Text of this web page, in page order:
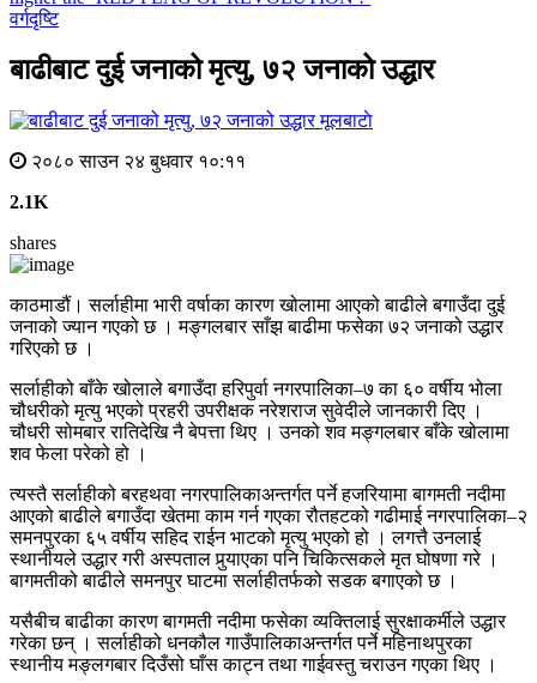
वर्गदृष्टि
बाढीबाट दुई जनाको मृत्यु, ७२ जनाको उद्धार
मूलबाटाे
२०८० साउन २४ बुधवार १०:११
2.1K
shares
काठमाडौं। सर्लाहीमा भारी वर्षाका कारण खोलामा आएको बाढीले बगाउँदा दुई
जनाको ज्यान गएको छ । मङ्गलबार साँझ बाढीमा फसेका ७२ जनाको उद्धार
गरिएको छ ।
सर्लाहीको बाँके खोलाले बगाउँदा हरिपुर्वा नगरपालिका–७ का ६० वर्षीय भोला
चौधरीको मृत्यु भएको प्रहरी उपरीक्षक नरेशराज सुवेदीले जानकारी दिए ।
चौधरी सोमबार रातिदेखि नै बेपत्ता थिए । उनको शव मङ्गलबार बाँके खोलामा
शव फेला परेको हो ।
त्यस्तै सर्लाहीको बरहथवा नगरपालिकाअन्तर्गत पर्ने हजरियामा बागमती नदीमा
आएको बाढीले बगाउँदा खेतमा काम गर्न गएका रौतहटको गढीमाई नगरपालिका–२
समनपुरका ६५ वर्षीय सहिद राईन भाटको मृत्यु भएको हो । लगत्तै उनलाई
स्थानीयले उद्धार गरी अस्पताल पुर्‍याएका पनि चिकित्सकले मृत घोषणा गरे ।
बागमतीको बाढीले समनपुर घाटमा सर्लाहीतर्फको सडक बगाएको छ ।
यसैबीच बाढीका कारण बागमती नदीमा फसेका व्यक्तिलाई सुरक्षाकर्मीले उद्धार
गरेका छन् । सर्लाहीको धनकौल गाउँपालिकाअन्तर्गत पर्ने महिनाथपुरका
स्थानीय मङ्लगबार दिउँसो घाँस काट्न तथा गाईवस्तु चराउन गएका थिए ।